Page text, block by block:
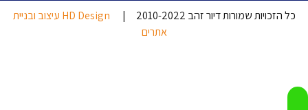
כל הזכויות שמורות דיור זהב 2010-2022 |
HD Design עיצוב ובניית
אתרים